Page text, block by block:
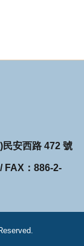
安西路 472 號
FAX：886-2-